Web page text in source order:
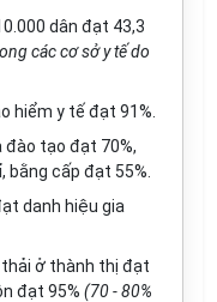
dân đạt 43,3
các cơ sở y tế do
hiểm y tế đạt 91%.
đào tạo đạt 70%,
cấp đạt 55%.
danh hiệu gia
ở thành thị đạt
đạt 95% (70 - 80%